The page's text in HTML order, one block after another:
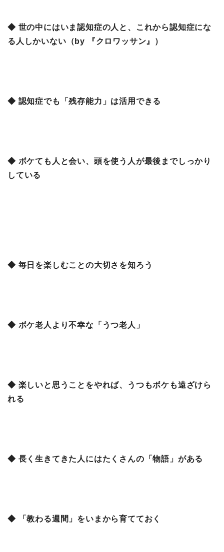
◆ 世の中にはいま認知症の人と、これから認知症にな
る人しかいない（by 『クロワッサン』）
◆ 認知症でも「残存能力」は活用できる
◆ ボケても人と会い、頭を使う人が最後までしっかり
している
◆ 毎日を楽しむことの大切さを知ろう
◆ ボケ老人より不幸な「うつ老人」
◆ 楽しいと思うことをやれば、うつもボケも遠ざけら
れる
◆ 長く生きてきた人にはたくさんの「物語」がある
◆ 「教わる週間」をいまから育てておく